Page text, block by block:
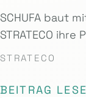
SCHUFA baut
STRATECO ihre
STRATECO
BEITRAG